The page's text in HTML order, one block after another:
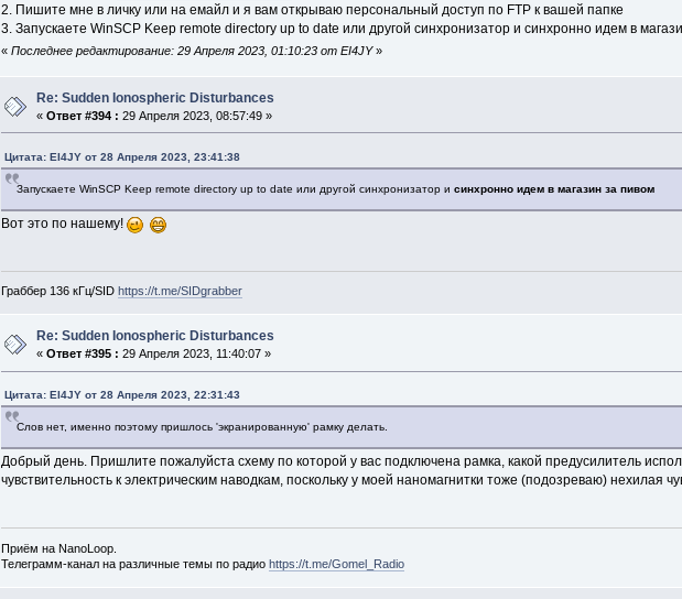
2. Пишите мне в личку или на емайл и я вам открываю персональный доступ по FTP к вашей папке
3. Запускаете WinSCP Keep remote directory up to date или другой синхронизатор и синхронно идем в
« Последнее редактирование: 29 Апреля 2023, 01:10:23 от EI4JY»
Re: Sudden Ionospheric Disturbances
«Ответ #394 : 29 Апреля 2023, 08:57:49 »
Цитата: EI4JY от 28 Апреля 2023, 23:41:38
Запускаете WinSCP Keep remote directory up to date или другой синхронизатор и синхронно идем в магазин за пивом
Вот это по нашему!
Граббер 136 кГц/SID https://t.me/SIDgrabber
Re: Sudden Ionospheric Disturbances
«Ответ #395 : 29 Апреля 2023, 11:40:07 »
Цитата: EI4JY от 28 Апреля 2023, 22:31:43
Слов нет, именно поэтому пришлось 'экранированную' рамку делать.
Добрый день. Пришлите пожалуйста схему по которой у вас подключена рамка, какой предусилитель
чувствительность к электрическим наводкам, поскольку у моей наномагнитки тоже (подозреваю) нехилая
Приём на NanoLoop.
Телеграмм-канал на различные темы по радио https://t.me/Gomel_Radio